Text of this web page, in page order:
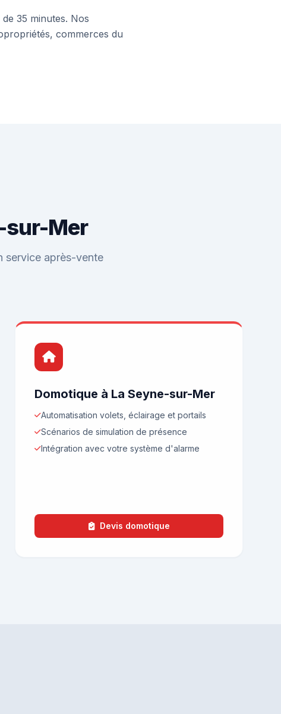
35 minutes. Nos
commerces du
sur-Mer
service après-vente
Domotique à La Seyne-sur-Mer
Automatisation volets, éclairage et portails
Scénarios de simulation de présence
Intégration avec votre système d'alarme
Devis domotique